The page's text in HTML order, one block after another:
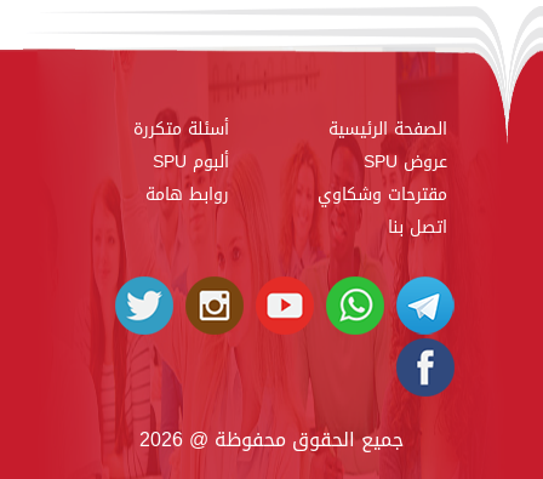
الصفحة الرئيسية
أسئلة متكررة
عروض SPU
ألبوم SPU
مقترحات وشكاوي
روابط هامة
اتصل بنا
جميع الحقوق محفوظة @ 2026